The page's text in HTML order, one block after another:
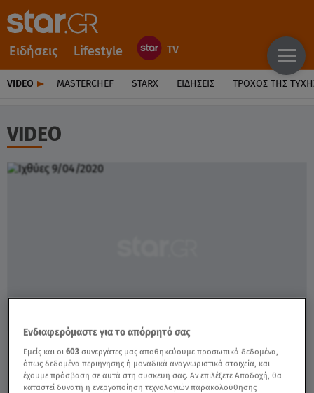
Ειδήσεις Lifestyle
VIDEO MASTERCHEF STARX ΕΙΔΉΣΕΙΣ ΤΡΟΧΌΣ ΤΗΣ
VIDEO
Ιχθύες 9/04/2020 - Οι Σημερινές
Προβλέψεις - Video
Ενδιαφερόμαστε για το απόρρητό σας
Εμείς και οι603 συνεργάτες μας αποθηκεύουμε προσωπικά δεδομένα,
όπως δεδομένα περιήγησης ή μοναδικά αναγνωριστικά στοιχεία, και
έχουμε πρόσβαση σε αυτά στη συσκευή σας. Αν επιλέξετε Αποδοχή, θα
καταστεί δυνατή η ενεργοποίηση τεχνολογιών παρακολούθησης